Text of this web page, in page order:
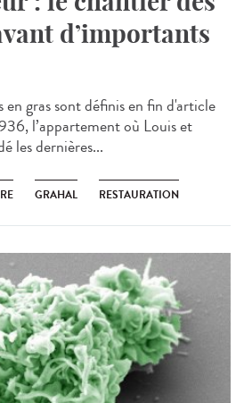
d’importants
en gras sont définis en fin d'article
l’appartement où Louis et
les dernières...
GRAHAL RESTAURATION